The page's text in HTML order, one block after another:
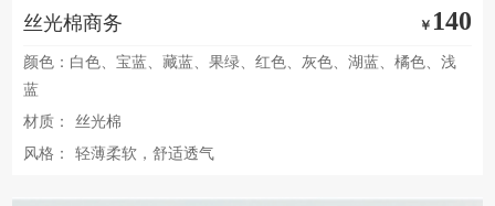
丝光棉商务 ￥ 140
颜色：白色、宝蓝、藏蓝、果绿、红色、灰色、湖蓝、橘色、浅
蓝
材质：
丝光棉
风格：
轻薄柔软，舒适透气